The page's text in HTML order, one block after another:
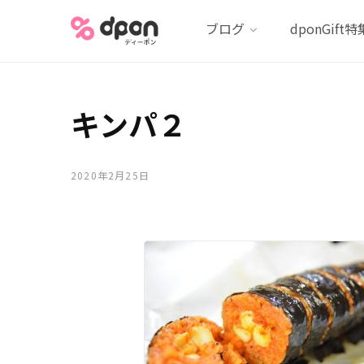
ブログ dponGift特
キンパ２
2020年2月25日